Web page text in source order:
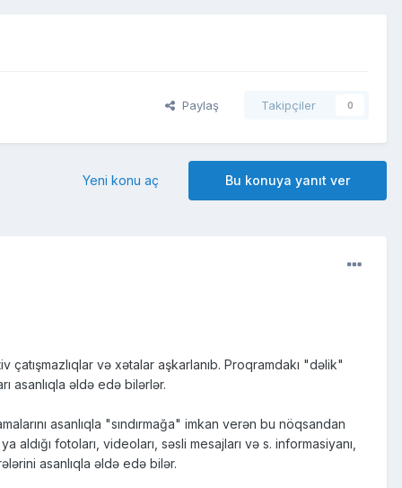
Paylaş Takipçiler 0
Bu konuya yanıt ver
Yeni konu aç
və xətalar aşkarlanıb. Proqramdakı "dəlik"
asanlıqla əldə edə bilərlər.
asanlıqla "sındırmağa" imkan verən bu nöqsandan
fotoları, videoları, səsli mesajları və s. informasiyanı,
asanlıqla əldə edə bilər.